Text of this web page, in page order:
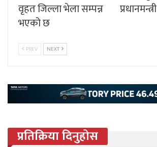
वृहत जिल्ला भेला सम्पन्न
भएको छ
प्रधानमन्त्री
PREV NEXT
प्रतिक्रिया दिनुहोस